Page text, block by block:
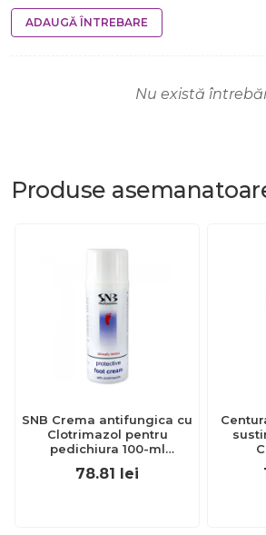
ADAUGĂ ÎNTREBARE
Nu există
Produse
SNB Crema antifungica cu
Clotrimazol pentru
pedichiura 100-ml
EXL359_918
78.81 lei